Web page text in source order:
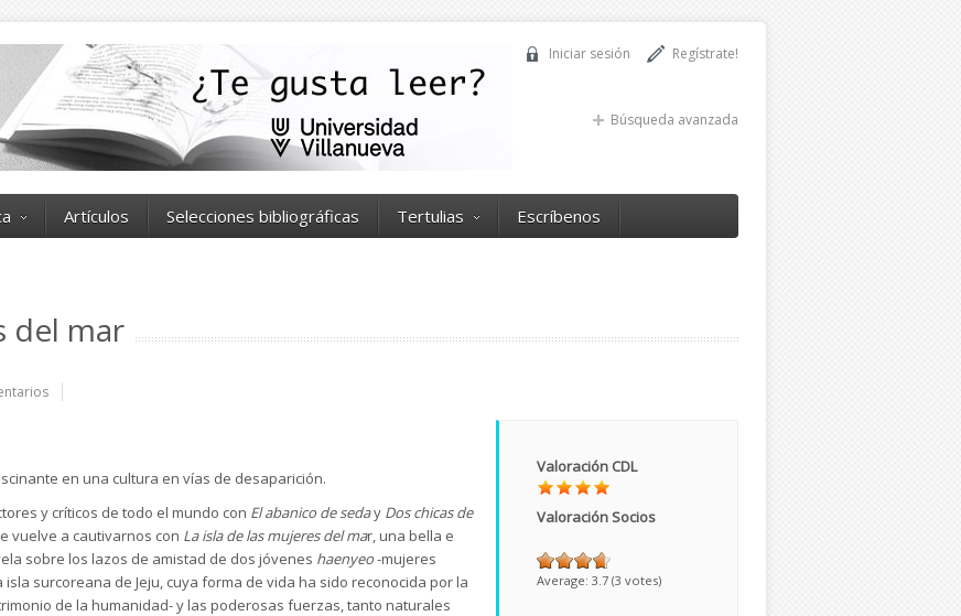
Regístrate!
Iniciar sesión
Búsqueda avanzada
Artículos Selecciones bibliográficas Tertulias Escríbenos
del mar
en una cultura en vías de desaparición.
y críticos de todo el mundo con El abanico de seday Dos chicas de
vuelve a cautivarnos con La isla de las mujeres del mar, una bella e
sobre los lazos de amistad de dos jóvenes haenyeo-mujeres
surcoreana de Jeju, cuya forma de vida ha sido reconocida por la
de la humanidad- y las poderosas fuerzas, tanto naturales
Valoración CDL
Valoración Socios
Average: 3.7 (3 votes)